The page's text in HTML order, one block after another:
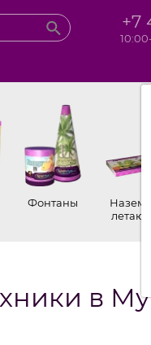
+7
Фонтаны
в